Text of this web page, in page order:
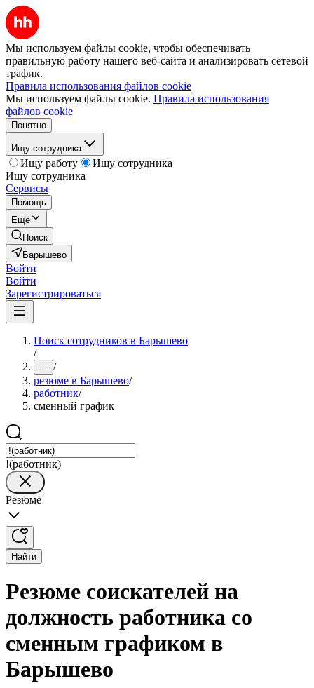
Мы используем файлы cookie, чтобы обеспечивать
правильную работу нашего веб-сайта и анализировать сетевой
трафик.
Правила использования файлов cookie
Мы используем файлы cookie. Правила использования
файлов cookie
Понятно
Ищу сотрудника
Ищу работу
Ищу сотрудника
Ищу сотрудника
Сервисы
Помощь
Ещё
Поиск
Барышево
Войти
Войти
Зарегистрироваться
Поиск сотрудников в Барышево
/
... /
резюме в Барышево/
работник/
сменный график
!(работник)
Резюме
Найти
Резюме соискателей на
должность работника со
сменным графиком в
Барышево